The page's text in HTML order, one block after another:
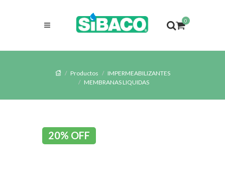
0
Productos
IMPERMEABILIZANTES
MEMBRANAS LIQUIDAS
20% OFF